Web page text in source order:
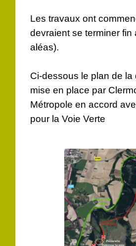
Les travaux ont
devraient se terminer fin
aléas).
Ci-dessous le plan de la
mise en place par
Métropole en accord
pour la Voie Verte